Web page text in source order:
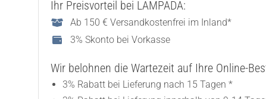
Ihr Preisvorteil bei LAMPADA:
Ab 150 € Versandkostenfrei im Inland*
3% Skonto bei Vorkasse
Wir belohnen die Wartezeit auf Ihre Online-
3% Rabatt bei Lieferung nach 15 Tagen *